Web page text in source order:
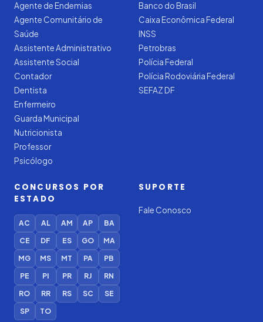
Agente de Endemias
Agente Comunitário de
Saúde
Assistente Administrativo
Assistente Social
Contador
Dentista
Enfermeiro
Guarda Municipal
Nutricionista
Professor
Psicólogo
Banco do Brasil
Caixa Econômica Federal
INSS
Petrobras
Polícia Federal
Polícia Rodoviária Federal
SEFAZ DF
CONCURSOS POR
ESTADO
AC AL AM AP
BA
CE
DF ES GO
MA
MG
MS MT PA
PB
PE
PI PR RJ
RN
RO
RR RS SC
SE
SP
TO
SUPORTE
Fale Conosco